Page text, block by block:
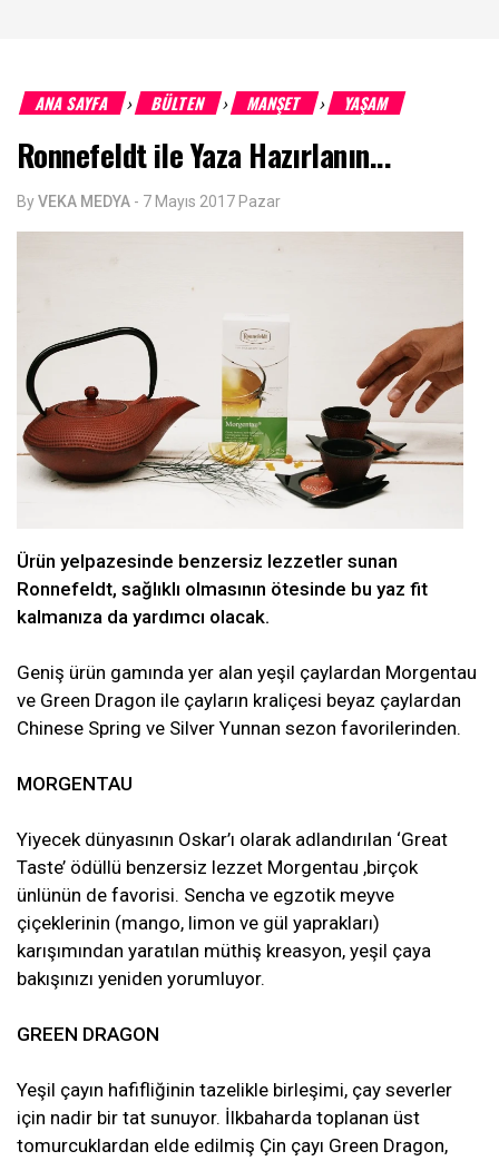
ANA SAYFA › BÜLTEN › MANŞET › YAŞAM
Ronnefeldt ile Yaza Hazırlanın...
ByVEKA MEDYA - 7 Mayıs 2017 Pazar
Ürün yelpazesinde benzersiz lezzetler sunan
Ronnefeldt, sağlıklı olmasının ötesinde bu yaz fit
kalmanıza da yardımcı olacak.
Geniş ürün gamında yer alan yeşil çaylardan Morgentau
ve Green Dragon ile çayların kraliçesi beyaz çaylardan
Chinese Spring ve Silver Yunnan sezon favorilerinden.
MORGENTAU
Yiyecek dünyasının Oskar’ı olarak adlandırılan ‘Great
Taste’ ödüllü benzersiz lezzet Morgentau ,birçok
ünlünün de favorisi. Sencha ve egzotik meyve
çiçeklerinin (mango, limon ve gül yaprakları)
karışımından yaratılan müthiş kreasyon, yeşil çaya
bakışınızı yeniden yorumluyor.
GREEN DRAGON
Yeşil çayın hafifliğinin tazelikle birleşimi, çay severler
için nadir bir tat sunuyor. İlkbaharda toplanan üst
tomurcuklardan elde edilmiş Çin çayı Green Dragon,